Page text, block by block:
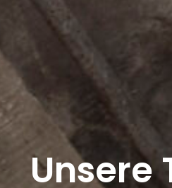
Unsere